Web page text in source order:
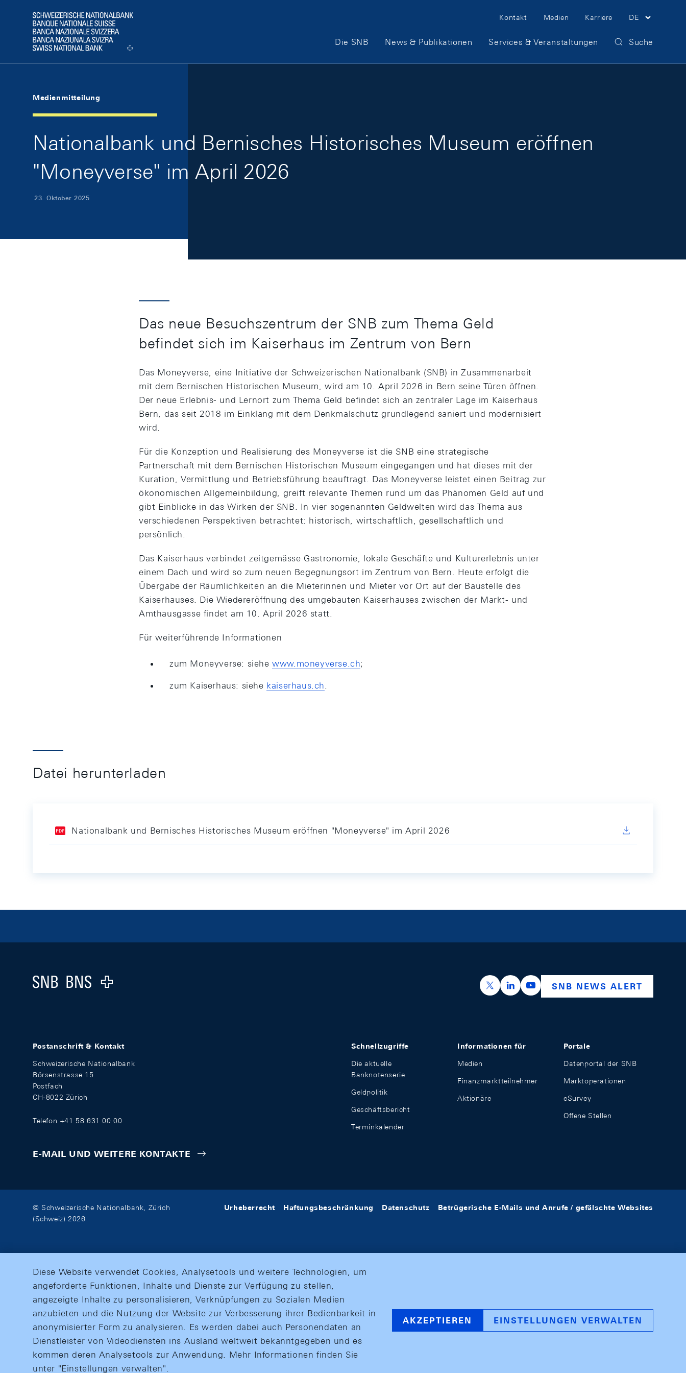
Logo
Meta Navigation
Kontakt Medien Karriere DE
Hauptnavigation
Die SNB News & Publikationen Services & Veranstaltungen Suche
Medienmitteilung
Nationalbank und Bernisches Historisches Museum eröffnen
"Moneyverse" im April 2026
23. Oktober 2025
Das neue Besuchszentrum der SNB zum Thema Geld
befindet sich im Kaiserhaus im Zentrum von Bern
Das Moneyverse, eine Initiative der Schweizerischen Nationalbank (SNB) in Zusammenarbeit
mit dem Bernischen Historischen Museum, wird am 10. April 2026 in Bern seine Türen öffnen.
Der neue Erlebnis- und Lernort zum Thema Geld befindet sich an zentraler Lage im Kaiserhaus
Bern, das seit 2018 im Einklang mit dem Denkmalschutz grundlegend saniert und modernisiert
wird.
Für die Konzeption und Realisierung des Moneyverse ist die SNB eine strategische
Partnerschaft mit dem Bernischen Historischen Museum eingegangen und hat dieses mit der
Kuration, Vermittlung und Betriebsführung beauftragt. Das Moneyverse leistet einen Beitrag zur
ökonomischen Allgemeinbildung, greift relevante Themen rund um das Phänomen Geld auf und
gibt Einblicke in das Wirken der SNB. In vier sogenannten Geldwelten wird das Thema aus
verschiedenen Perspektiven betrachtet: historisch, wirtschaftlich, gesellschaftlich und
persönlich.
Das Kaiserhaus verbindet zeitgemässe Gastronomie, lokale Geschäfte und Kulturerlebnis unter
einem Dach und wird so zum neuen Begegnungsort im Zentrum von Bern. Heute erfolgt die
Übergabe der Räumlichkeiten an die Mieterinnen und Mieter vor Ort auf der Baustelle des
Kaiserhauses. Die Wiedereröffnung des umgebauten Kaiserhauses zwischen der Markt- und
Amthausgasse findet am 10. April 2026 statt.
Für weiterführende Informationen
zum Moneyverse: siehewww.moneyverse.ch;
zum Kaiserhaus: siehe kaiserhaus.ch.
Datei herunterladen
Nationalbank und Bernisches Historisches Museum eröffnen "Moneyverse" im April 2026
Logo
https://x.com/snb_bns
https://ch.linkedin.com/company/swiss-
https://www.youtube.com/
SNB NEWS ALERT
Postanschrift & Kontakt
Schweizerische Nationalbank
Börsenstrasse 15
Postfach
CH-8022 Zürich
Telefon +41 58 631 00 00
E-MAIL UND WEITERE KONTAKTE
Schnellzugriffe
Die aktuelle
Banknotenserie
Geldpolitik
Geschäftsbericht
Terminkalender
Informationen für
Medien
Finanzmarktteilnehmer
Aktionäre
Portale
Datenportal der SNB
Marktoperationen
eSurvey
Offene Stellen
© Schweizerische Nationalbank, Zürich
(Schweiz) 2026
Urheberrecht Haftungsbeschränkung Datenschutz Betrügerische E-Mails und Anrufe / gefälschte Websites
Diese Website verwendet Cookies, Analysetools und weitere Technologien, um
angeforderte Funktionen, Inhalte und Dienste zur Verfügung zu stellen,
angezeigte Inhalte zu personalisieren, Verknüpfungen zu Sozialen Medien
anzubieten und die Nutzung der Website zur Verbesserung ihrer Bedienbarkeit in
anonymisierter Form zu analysieren. Es werden dabei auch Personendaten an
Dienstleister von Videodiensten ins Ausland weltweit bekanntgegeben und es
kommen deren Analysetools zur Anwendung. Mehr Informationen finden Sie
unter "Einstellungen verwalten".
AKZEPTIEREN EINSTELLUNGEN VERWALTEN